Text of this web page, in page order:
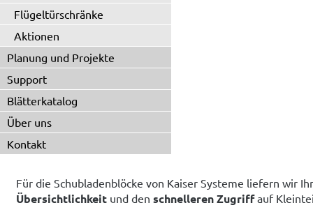
Flügeltürschränke
Aktionen
Planung und Projekte
Support
Blätterkatalog
Über uns
Kontakt
Für die Schubladenblöcke von Kaiser Systeme liefern wir
Übersichtlichkeit und den schnelleren Zugriffauf